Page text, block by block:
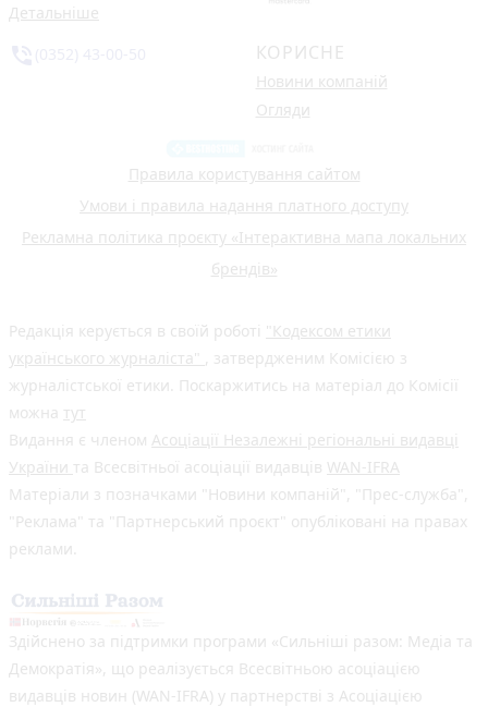
Детальніше
КОРИСНЕ
Новини компаній
Огляди
Правила користування сайтом
Умови і правила надання платного доступу
Рекламна політика проєкту «Інтерактивна мапа локальних
брендів»
Редакція керується в своїй роботі "Кодексом етики
українського журналіста"
, затвердженим Комісією з
журналістської етики. Поскаржитись на матеріал до Комісії
можна тут
Видання є членом Асоціації Незалежні регіональні видавці
України та Всесвітньої асоціації видавців WAN-IFRA
Матеріали з позначками "Новини компаній", "Прес-служба",
"Реклама" та "Партнерський проєкт" опубліковані на правах
реклами.
Здійснено за підтримки програми «Сильніші разом: Медіа та
Демократія», що реалізується Всесвітньою асоціацією
видавців новин (WAN-IFRA) у партнерстві з Асоціацією